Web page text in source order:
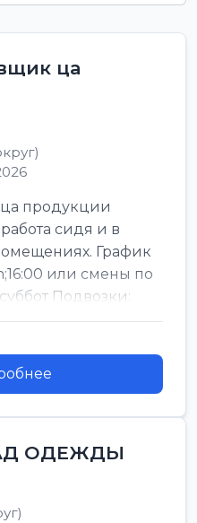
ца
продукции
сидя и в
График
или смены по
Подвозки:
ОДЕЖДЫ